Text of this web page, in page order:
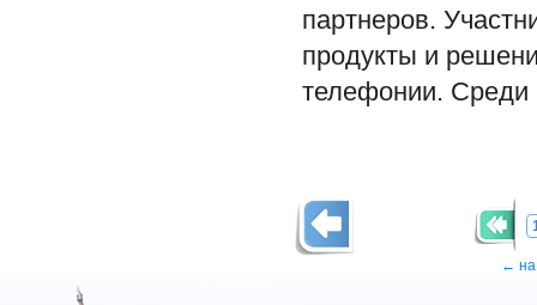
партнеров.
продукты и
телефонии. Среди
← на